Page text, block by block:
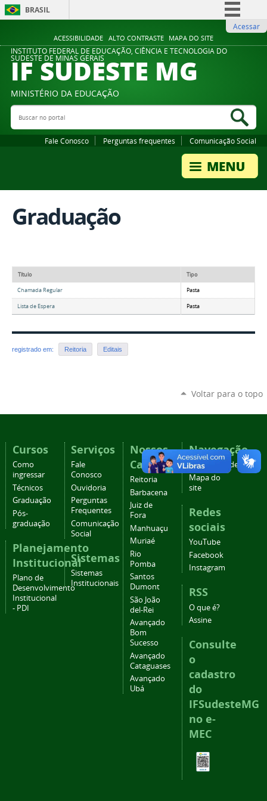
ACESSIBILIDADE ALTO CONTRASTE MAPA DO SITE
BRASIL
Comunica BR
Participe
Legislação
Acessar
INSTITUTO FEDERAL DE EDUCAÇÃO, CIÊNCIA E TECNOLOGIA DO
SUDESTE DE MINAS GERAIS
IF SUDESTE MG
MINISTÉRIO DA EDUCAÇÃO
Buscar no portal
Fale Conosco Perguntas frequentes Comunicação Social
Graduação
Título Tipo
Chamada Regular Pasta
Lista de Espera Pasta
registrado em: Reitoria Editais
Voltar para o topo
Cursos
Como
ingressar
Técnicos
Graduação
Pós-
graduação
Planejamento
Institucional
Plano de
Desenvolvimento
Institucional
- PDI
Serviços
Fale
Conosco
Ouvidoria
Perguntas
Frequentes
Comunicação
Social
Sistemas
Sistemas
Institucionais
Nossos
Campi
Reitoria
Barbacena
Juiz de
Fora
Manhuaçu
Muriaé
Rio
Pomba
Santos
Dumont
São João
del-Rei
Avançado
Bom
Sucesso
Avançado
Cataguases
Avançado
Ubá
Navegação
Acessibilidade
Mapa do
site
Redes
sociais
YouTube
Facebook
Instagram
RSS
O que é?
Assine
Consulte
o
cadastro
do
IFSudesteMG
no e-
MEC